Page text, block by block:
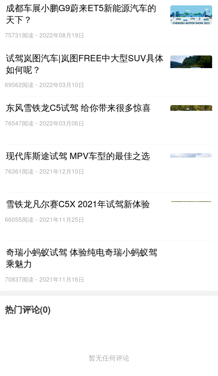
成都车展小鹏G9蔚来ET5新能源汽车的
天下？
75731阅读 2022年08月19日
试驾岚图汽车|岚图FREE中大型SUV具体
如何呢？
69562阅读 2022年03月10日
东风雪铁龙C5试驾 给你带来很多惊喜
76547阅读 2022年03月06日
现代库斯途试驾 MPV车型的最佳之选
76361阅读 2021年12月10日
雪铁龙凡尔赛C5X 2021年试驾新体验
66055阅读 2021年11月25日
奇瑞小蚂蚁试驾 体验纯电奇瑞小蚂蚁驾
乘魅力
70837阅读 2021年11月16日
热门评论(0)
暂无任何评论